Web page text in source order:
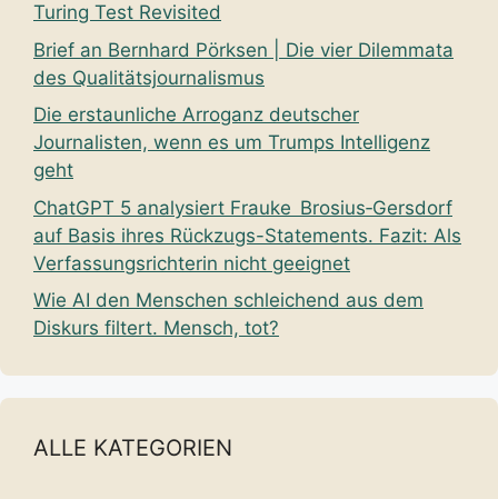
Turing Test Revisited
Brief an Bernhard Pörksen | Die vier Dilemmata
des Qualitätsjournalismus
Die erstaunliche Arroganz deutscher
Journalisten, wenn es um Trumps Intelligenz
geht
ChatGPT 5 analysiert Frauke Brosius‑Gersdorf
auf Basis ihres Rückzugs-Statements. Fazit: Als
Verfassungsrichterin nicht geeignet
Wie AI den Menschen schleichend aus dem
Diskurs filtert. Mensch, tot?
ALLE KATEGORIEN